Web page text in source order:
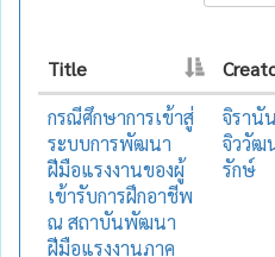
Title
กรณีศึกษาการเข้าสู่
ระบบการพัฒนา
ฝีมือแรงงานของผู้
เข้ารับการฝึกอาชีพ
ณ สถาบันพัฒนา
ฝีมือแรงงานภาค
จิรานั
จิววัฒ
รักษ์